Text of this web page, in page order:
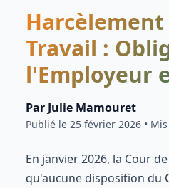
Travail :
l'Employeur
Par Julie Mamouret
Publié le 25 février 2026 •
En janvier 2026, la Cour
qu'aucune disposition du